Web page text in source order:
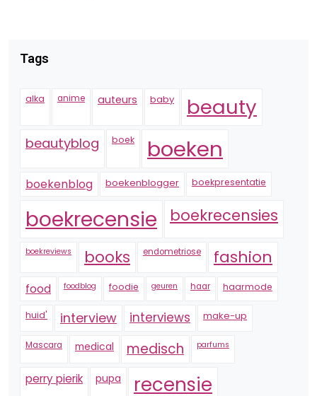
Tags
alka anime auteurs baby beauty
beautyblog boek boeken
boekenblog boekenblogger boekpresentatie
boekrecensie boekrecensies
boekreviews books endometriose fashion
food foodblog foodie geuren haar haarmode
huid' interview interviews make-up
Mascara medical medisch parfums
perry pierik pupa recensie